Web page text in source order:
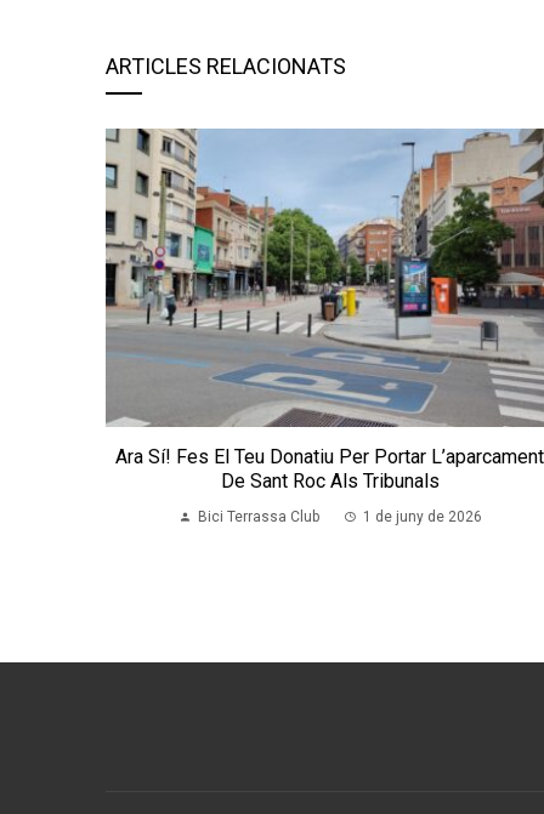
ARTICLES RELACIONATS
Ara Sí! Fes El Teu Donatiu Per Portar L’aparcament
De Sant Roc Als Tribunals
Bici Terrassa Club 1 de juny de 2026